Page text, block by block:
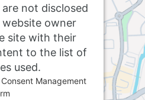
not disclosed
owner
site with their
to the list of
used.
Management